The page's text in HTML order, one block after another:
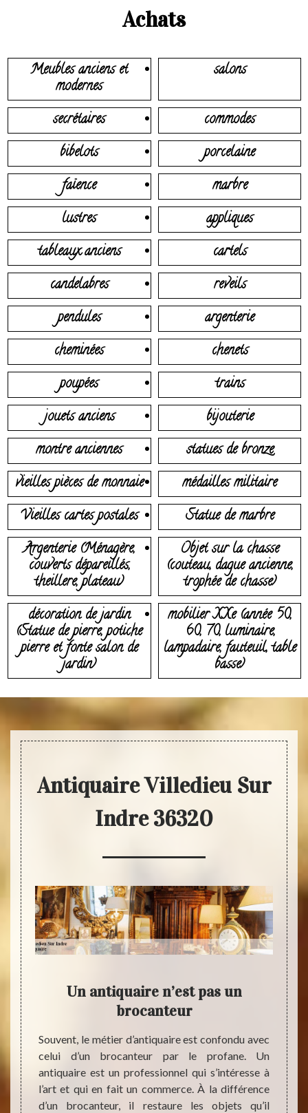
Achats
Meubles anciens et
modernes
salons
secrétaires
commodes
bibelots
porcelaine
faïence
marbre
lustres
appliques
tableaux anciens
cartels
candelabres
reveils
pendules
argenterie
cheminées
chenets
poupées
trains
jouets anciens
bijouterie
montre anciennes
statues de bronze
vieilles pièces de monnaie
médailles militaire
Vieilles cartes postales
Statue de marbre
Argenterie (Ménagère,
couverts dépareillés,
theillere, plateau)
Objet sur la chasse
(couteau, dague ancienne,
trophée de chasse)
décoration de jardin
(Statue de pierre, potiche
pierre et fonte salon de
jardin)
mobilier XXe (année 50,
60, 70, luminaire,
lampadaire, fauteuil, table
basse)
Antiquaire Villedieu Sur
Indre 36320
de
de
sa
la
Un antiquaire n’est pas un
brocanteur
Souvent, le métier d’antiquaire est confondu avec
celui d’un brocanteur par le profane. Un
antiquaire est un professionnel qui s’intéresse à
l’art et qui en fait un commerce. À la différence
d’un brocanteur, il restaure les objets qu’il
À
des